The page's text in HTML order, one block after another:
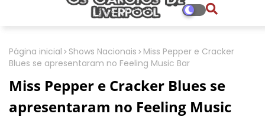
Página inicial Shows Nacionais
Miss Pepper e Cracker
Blues se apresentaram no Feeling Music Bar
Miss Pepper e Cracker Blues se
apresentaram no Feeling Music